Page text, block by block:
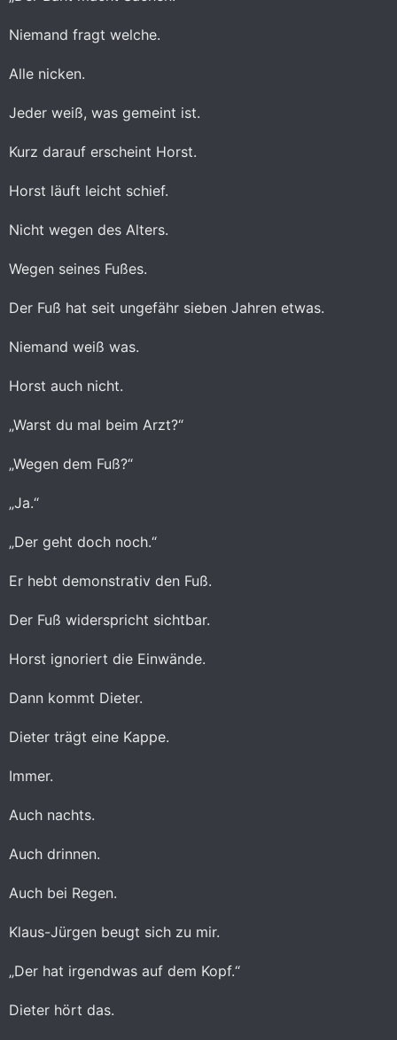
Niemand fragt welche.
Alle nicken.
Jeder weiß, was gemeint ist.
Kurz darauf erscheint Horst.
Horst läuft leicht schief.
Nicht wegen des Alters.
Wegen seines Fußes.
Der Fuß hat seit ungefähr sieben Jahren etwas.
Niemand weiß was.
Horst auch nicht.
„Warst du mal beim Arzt?“
„Wegen dem Fuß?“
„Ja.“
„Der geht doch noch.“
Er hebt demonstrativ den Fuß.
Der Fuß widerspricht sichtbar.
Horst ignoriert die Einwände.
Dann kommt Dieter.
Dieter trägt eine Kappe.
Immer.
Auch nachts.
Auch drinnen.
Auch bei Regen.
Klaus-Jürgen beugt sich zu mir.
„Der hat irgendwas auf dem Kopf.“
Dieter hört das.